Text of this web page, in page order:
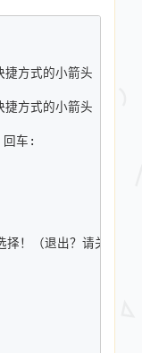
捷方式的小箭头
捷方式的小箭头
回车:
！（退出？请关闭窗